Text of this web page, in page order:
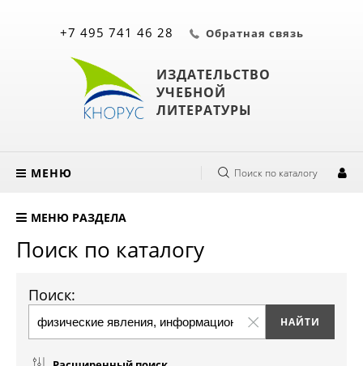
ИЗДАТЕЛЬСТВО
УЧЕБНОЙ
ЛИТЕРАТУРЫ
+7 495 741 46 28 Обратная связь
МЕНЮ Поиск по каталогу
МЕНЮ РАЗДЕЛА
Поиск по каталогу
Поиск: